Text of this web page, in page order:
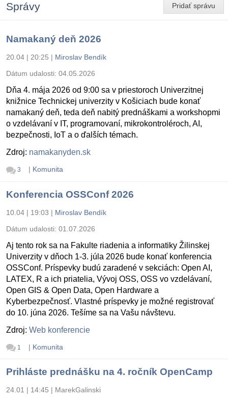
Pridať správu
Správy
Namakaný deň 2026
20.04 | 20:25 | Miroslav Bendík
Dátum udalosti: 04.05.2026
Dňa 4. mája 2026 od 9:00 sa v priestoroch Univerzitnej
knižnice Technickej univerzity v Košiciach bude konať
namakaný deň, teda deň nabitý prednáškami a workshopmi
o vzdelávaní v IT, programovaní, mikrokontroléroch, AI,
bezpečnosti, IoT a o ďalších témach.
Zdroj: namakanyden.sk
3 | Komunita
Konferencia OSSConf 2026
10.04 | 19:03 | Miroslav Bendík
Dátum udalosti: 01.07.2026
Aj tento rok sa na Fakulte riadenia a informatiky Žilinskej
Univerzity v dňoch 1-3. júla 2026 bude konať konferencia
OSSConf. Príspevky budú zaradené v sekciách: Open AI,
LATEX, R a ich priatelia, Vývoj OSS, OSS vo vzdelávaní,
Open GIS & Open Data, Open Hardware a
Kyberbezpečnosť. Vlastné príspevky je možné registrovať
do 10. júna 2026. Tešíme sa na Vašu návštevu.
Zdroj: Web konferencie
1 | Komunita
Prihláste prednášku na 4. ročník OpenCamp
24.01 | 14:45 | MarekGalinski